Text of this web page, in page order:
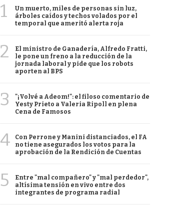
1
Un muerto, miles de personas sin luz,
árboles caídos y techos volados por el
temporal que ameritó alerta roja
2
El ministro de Ganadería, Alfredo Fratti,
le pone un freno a la reducción de la
jornada laboral y pide que los robots
aporten al BPS
3
"¡Volvé a Adeom!": el filoso comentario de
Yesty Prieto a Valeria Ripoll en plena
Cena de Famosos
4
Con Perrone y Manini distanciados, el FA
no tiene asegurados los votos para la
aprobación de la Rendición de Cuentas
5
Entre "mal compañero" y "mal perdedor",
altísima tensión en vivo entre dos
integrantes de programa radial